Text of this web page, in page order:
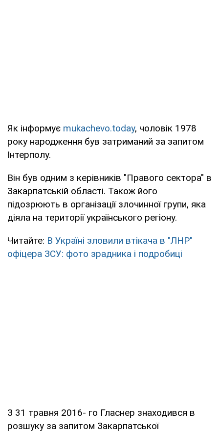
Як інформує mukachevo.today, чоловік 1978
року народження був затриманий за запитом
Інтерполу.
Він був одним з керівників "Правого сектора" в
Закарпатській області. Також його
підозрюють в організації злочинної групи, яка
діяла на території українського регіону.
Читайте: В Україні зловили втікача в "ЛНР"
офіцера ЗСУ: фото зрадника і подробиці
З 31 травня 2016- го Гласнер знаходився в
розшуку за запитом Закарпатської